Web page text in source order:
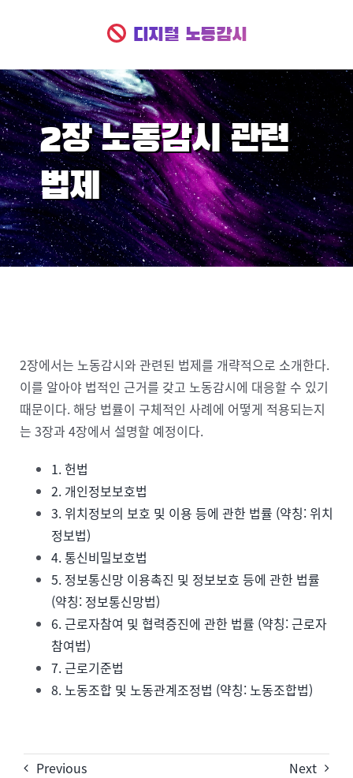
디지털 노동감시
2장 노동감시 관련
법제
2장에서는 노동감시와 관련된 법제를 개략적으로 소개한다.
이를 알아야 법적인 근거를 갖고 노동감시에 대응할 수 있기
때문이다. 해당 법률이 구체적인 사례에 어떻게 적용되는지
는 3장과 4장에서 설명할 예정이다.
1. 헌법
2. 개인정보보호법
3. 위치정보의 보호 및 이용 등에 관한 법률 (약칭: 위치
정보법)
4. 통신비밀보호법
5. 정보통신망 이용촉진 및 정보보호 등에 관한 법률
(약칭: 정보통신망법)
6. 근로자참여 및 협력증진에 관한 법률 (약칭: 근로자
참여법)
7. 근로기준법
8. 노동조합 및 노동관계조정법 (약칭: 노동조합법)
Previous Next